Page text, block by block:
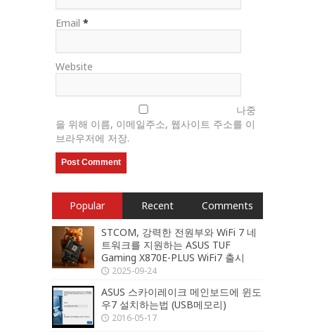
Email *
Website
나중
을 위해 이름, 이메일주소, 웹사이트 주소를 이
브라우저에 저장.
Popular Recent
Comments
STCOM, 강력한 전원부와 WiFi 7 네
트워크를 지원하는 ASUS TUF
Gaming X870E-PLUS WiFi7 출시
2025-09-24
ASUS 스카이레이크 메인보드에 윈도
우7 설치하는법 (USB메모리)
2016-05-17